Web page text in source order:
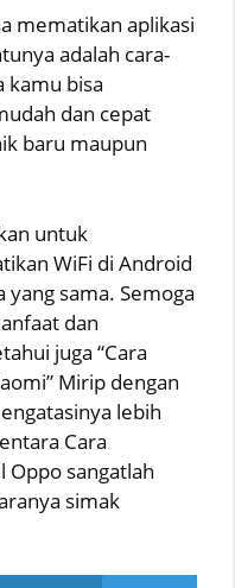
mematikan aplikasi
adalah cara-
kamu bisa
dan cepat
baru maupun
untuk
WiFi di Android
sama. Semoga
dan
juga “Cara
Mirip dengan
lebih
Cara
Oppo sangatlah
simak